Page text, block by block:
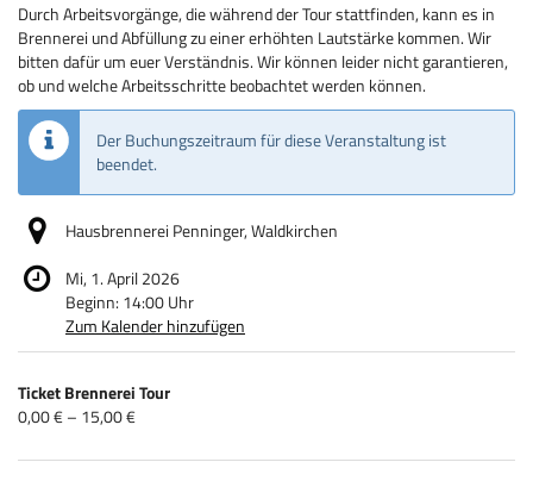
Durch Arbeitsvorgänge, die während der Tour stattfinden, kann es in
Brennerei und Abfüllung zu einer erhöhten Lautstärke kommen. Wir
bitten dafür um euer Verständnis. Wir können leider nicht garantieren,
ob und welche Arbeitsschritte beobachtet werden können.
Der Buchungszeitraum für diese Veranstaltung ist
beendet.
Hausbrennerei Penninger, Waldkirchen
Mi, 1. April 2026
Beginn: 14:00Uhr
Zum Kalender hinzufügen
Produkte
Unkategorisierte
Produkte
Ticket Brennerei Tour
von
bis
0,00 € – 15,00 €